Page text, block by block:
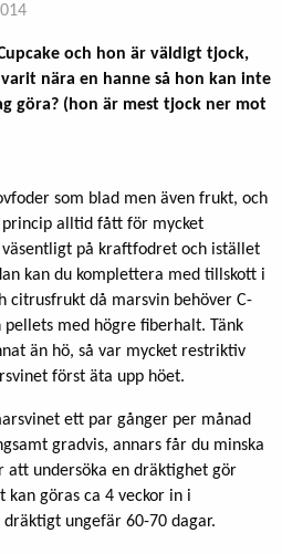
och hon är väldigt tjock,
nära en hanne så hon kan inte
göra? (hon är mest tjock ner mot
som blad men även frukt, och
alltid fått för mycket
på kraftfodret och istället
kan du komplettera med tillskott i
citrusfrukt då marsvin behöver C-
med högre fiberhalt. Tänk
än hö, så var mycket restriktiv
först äta upp höet.
ett par gånger per månad
gradvis, annars får du minska
att undersöka en dräktighet gör
göras ca 4 veckor in i
ungefär 60-70 dagar.